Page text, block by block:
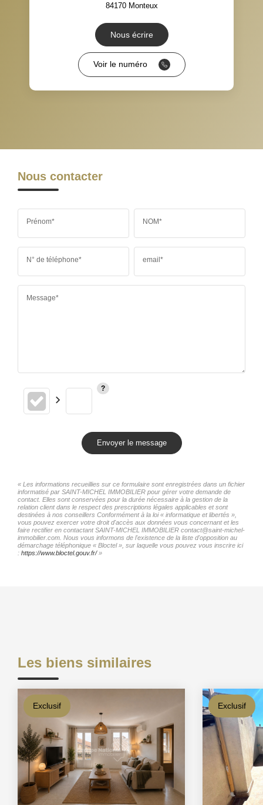
RÉSULTATS DES LYCÉES ECOLES ET CRÈCHES
RESTAURANTS ET CAFÉS COMMERCES
84170 Monteux
Nous écrire
Voir le numéro
Nous contacter
Prénom* NOM*
N° de téléphone* email*
Message*
Envoyer le message
« Les informations recueillies sur ce formulaire sont enregistrées dans un fichier
informatisé par SAINT-MICHEL IMMOBILIER pour gérer votre demande de
contact. Elles sont conservées pour la durée nécessaire à la gestion de la
relation client dans le respect des prescriptions légales applicables et sont
destinées à nos conseillers Conformément à la loi « informatique et libertés »,
vous pouvez exercer votre droit d'accès aux données vous concernant et les
faire rectifier en contactant SAINT-MICHEL IMMOBILIER contact@saint-michel-
immobilier.com. Nous vous informons de l'existence de la liste d'opposition au
démarchage téléphonique « Bloctel », sur laquelle vous pouvez vous inscrire ici
: https://www.bloctel.gouv.fr/»
Les biens similaires
Exclusif Exclusif